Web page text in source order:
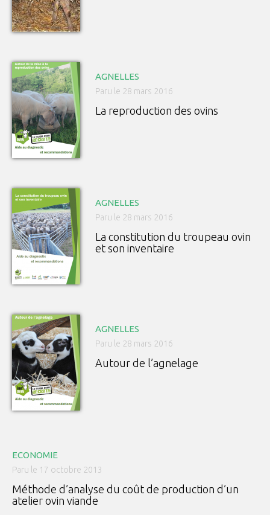
AGNELLES
Paru le 28 mars 2016
La reproduction des ovins
AGNELLES
Paru le 28 mars 2016
La constitution du troupeau ovin
et son inventaire
AGNELLES
Paru le 28 mars 2016
Autour de l’agnelage
ECONOMIE
Paru le 17 octobre 2013
Méthode d’analyse du coût de production d’un
atelier ovin viande